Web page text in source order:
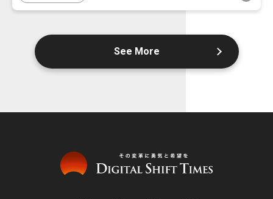
See More